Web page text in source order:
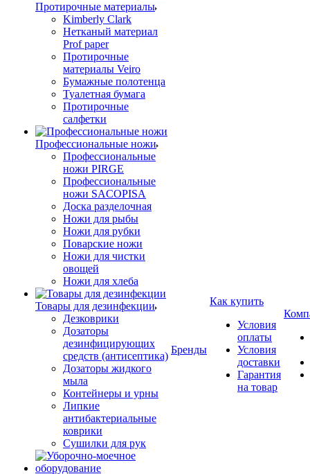
Протирочные материалы
Kimberly Clark
Нетканый материал
Prof paper
Протирочные
материалы Veiro
Бумажные полотенца
Туалетная бумага
Протирочные
салфетки
Профессиональные ножи
Профессиональные
ножи PIRGE
Профессиональные
ножи SACOPISA
Доска разделочная
Ножи для рыбы
Ножи для рубки
Поварские ножи
Ножи для чистки
овощей
Ножи для хлеба
Товары для дезинфекции
Дезковрики
Дозаторы
дезинфицирующих
средств (антисептика)
Дозаторы жидкого
мыла
Контейнеры и урны
Липкие
антибактериальные
коврики
Сушилки для рук
Бренды
Как купить
Условия
оплаты
Условия
доставки
Гарантия
на товар